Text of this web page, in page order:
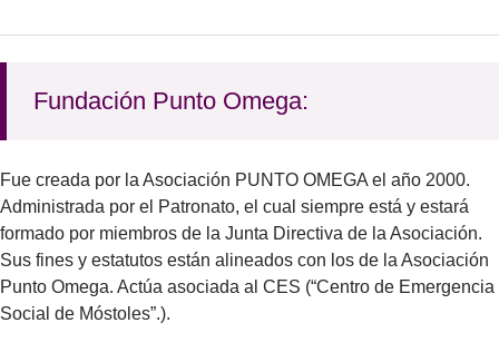
Fundación Punto Omega:
Fue creada por la Asociación PUNTO OMEGA el año 2000.
Administrada por el Patronato, el cual siempre está y estará
formado por miembros de la Junta Directiva de la Asociación.
Sus fines y estatutos están alineados con los de la Asociación
Punto Omega. Actúa asociada al CES (“Centro de Emergencia
Social de Móstoles”.).